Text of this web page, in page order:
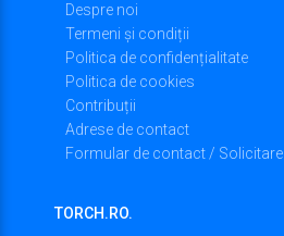
Despre noi
Termeni și condiții
Politica de confidențialitate
Politica de cookies
Contribuții
Adrese de contact
Formular de contact / Solicitare
TORCH.RO.